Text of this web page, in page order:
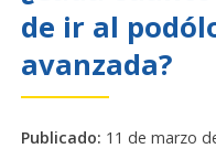
de ir al
avanzada?
Publicado: 11 de marzo